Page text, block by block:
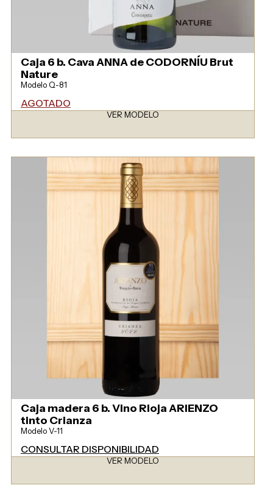
Caja 6 b. Cava ANNA de CODORNÍU Brut
Nature
Modelo Q-81
AGOTADO
VER MODELO
Caja madera 6 b. Vino Rioja ARIENZO
tinto Crianza
Modelo V-11
CONSULTAR DISPONIBILIDAD
VER MODELO